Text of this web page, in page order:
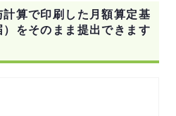
算で印刷した月額算定基
をそのまま提出できます